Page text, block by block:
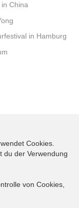
China
in Hamburg
Cookies.
du der Verwendung
von Cookies,